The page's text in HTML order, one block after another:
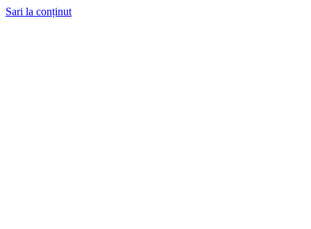
Sari la conținut